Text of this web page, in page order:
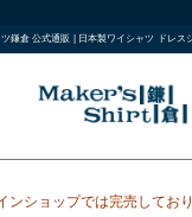
ツ鎌倉 公式通販 | 日本製ワイシャツ ドレス
ンショップでは完売しており